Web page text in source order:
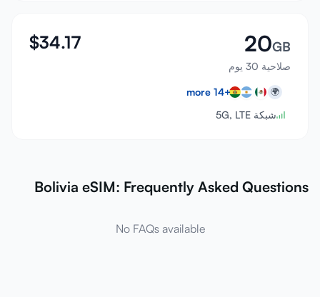
20GB
صلاحية 30 يوم
$34.17
🌍
+
14
شبكة 5G, LTE
Bolivia eSIM: Frequently Asked Questions
No FAQs available